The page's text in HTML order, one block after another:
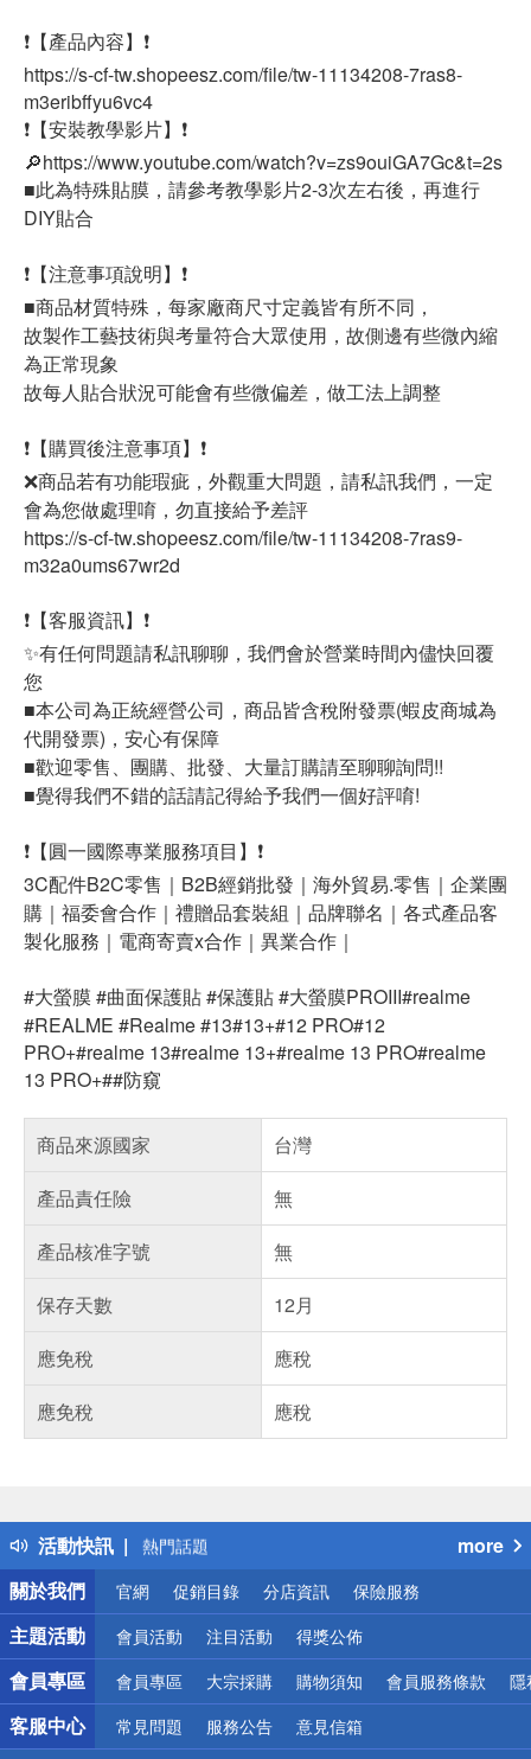
❗【產品內容】❗
https://s-cf-tw.shopeesz.com/file/tw-11134208-7ras8-
m3eribffyu6vc4
❗【安裝教學影片】❗
🔎https://www.youtube.com/watch?v=zs9ouiGA7Gc&t=2s
■此為特殊貼膜，請參考教學影片2-3次左右後，再進行
DIY貼合
❗【注意事項說明】❗
■商品材質特殊，每家廠商尺寸定義皆有所不同，
故製作工藝技術與考量符合大眾使用，故側邊有些微內縮
為正常現象
故每人貼合狀況可能會有些微偏差，做工法上調整
❗【購買後注意事項】❗
❌商品若有功能瑕疵，外觀重大問題，請私訊我們，一定
會為您做處理唷，勿直接給予差評
https://s-cf-tw.shopeesz.com/file/tw-11134208-7ras9-
m32a0ums67wr2d
❗【客服資訊】❗
✨有任何問題請私訊聊聊，我們會於營業時間內儘快回覆
您
■本公司為正統經營公司，商品皆含稅附發票(蝦皮商城為
代開發票)，安心有保障
■歡迎零售、團購、批發、大量訂購請至聊聊詢問!!
■覺得我們不錯的話請記得給予我們一個好評唷!
❗【圓一國際專業服務項目】❗
3C配件B2C零售｜B2B經銷批發｜海外貿易.零售｜企業團
購｜福委會合作｜禮贈品套裝組｜品牌聯名｜各式產品客
製化服務｜電商寄賣x合作｜異業合作｜
#大螢膜 #曲面保護貼 #保護貼 #大螢膜PROIII#realme
#REALME #Realme #13#13+#12 PRO#12
PRO+#realme 13#realme 13+#realme 13 PRO#realme
13 PRO+##防窺
商品來源國家
台灣
產品責任險
無
產品核准字號
無
保存天數
12月
應免稅
應稅
應免稅
應稅
活動快訊
得獎公告
熱門話題
銀行優惠
偏遠地區配送
詐騙網頁！請小心！
more
關於我們
官網 促銷目錄 分店資訊 保險服務
主題活動 會員活動 注目活動 得獎公佈
會員專區 會員專區 大宗採購 購物須知 會員服務條款 隱
客服中心 常見問題 服務公告 意見信箱